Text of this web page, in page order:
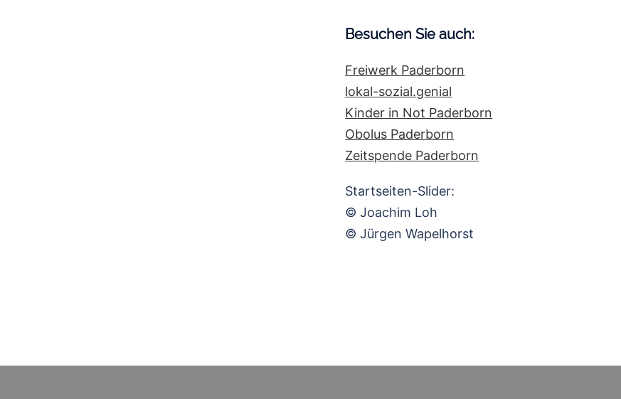
Besuchen Sie auch:
Freiwerk Paderborn
lokal-sozial.genial
Kinder in Not Paderborn
Obolus Paderborn
Zeitspende Paderborn
Startseiten-Slider:
© Joachim Loh
© Jürgen Wapelhorst